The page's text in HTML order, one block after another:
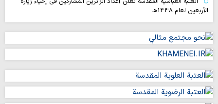
الأربعين لعام 1448هـ